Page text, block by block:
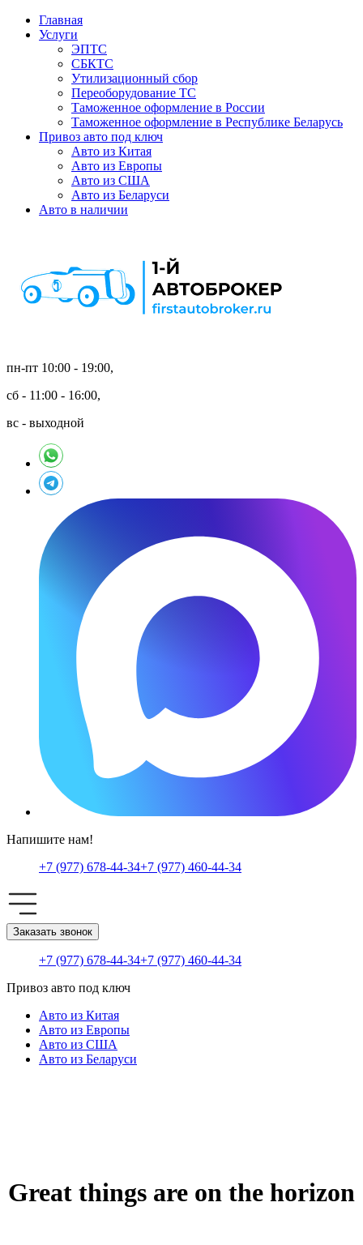
Главная
Услуги
ЭПТС
СБКТС
Утилизационный сбор
Переоборудование ТС
Таможенное оформление в России
Таможенное оформление в Республике Беларусь
Привоз авто под ключ
Авто из Китая
Авто из Европы
Авто из США
Авто из Беларуси
Авто в наличии
пн-пт 10:00 - 19:00,
сб - 11:00 - 16:00,
вс - выходной
Напишите нам!
+7 (977) 678-44-34+7 (977) 460-44-34
Заказать звонок
+7 (977) 678-44-34+7 (977) 460-44-34
Привоз авто под ключ
Авто из Китая
Авто из Европы
Авто из США
Авто из Беларуси
Great things are on the horizon